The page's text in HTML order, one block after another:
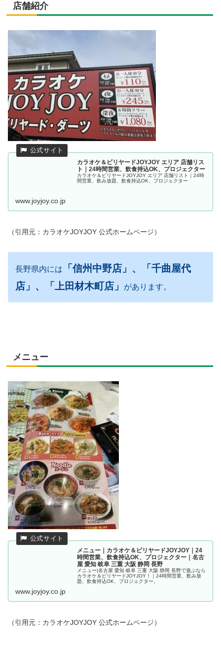
店舗紹介
カラオケ＆ビリヤードJOYJOY エリア 店舗リス
ト｜24時間営業、飲食持込OK、プロジェクター
カラオケ＆ビリヤードJOYJOY エリア 店舗リスト｜24時
間営業、飲み放題、飲食持込OK、プロジェクター
www.joyjoy.co.jp
（引用元：カラオケJOYJOY 公式ホームページ）
長野県内には
「信州中野店」、「千曲屋代
店」、「上田材木町店」
があります。
メニュー
メニュー｜カラオケ＆ビリヤードJOYJOY｜24
時間営業、飲食持込OK、プロジェクター｜名古
屋 愛知 岐阜 三重 大阪 静岡 長野
メニュー|名古屋 愛知 岐阜 三重 大阪 静岡 長野で遊ぶなら
カラオケ＆ビリヤードJOYJOY！｜24時間営業、飲み放
題、飲食持込OK、プロジェクター。
www.joyjoy.co.jp
（引用元：カラオケJOYJOY 公式ホームページ）